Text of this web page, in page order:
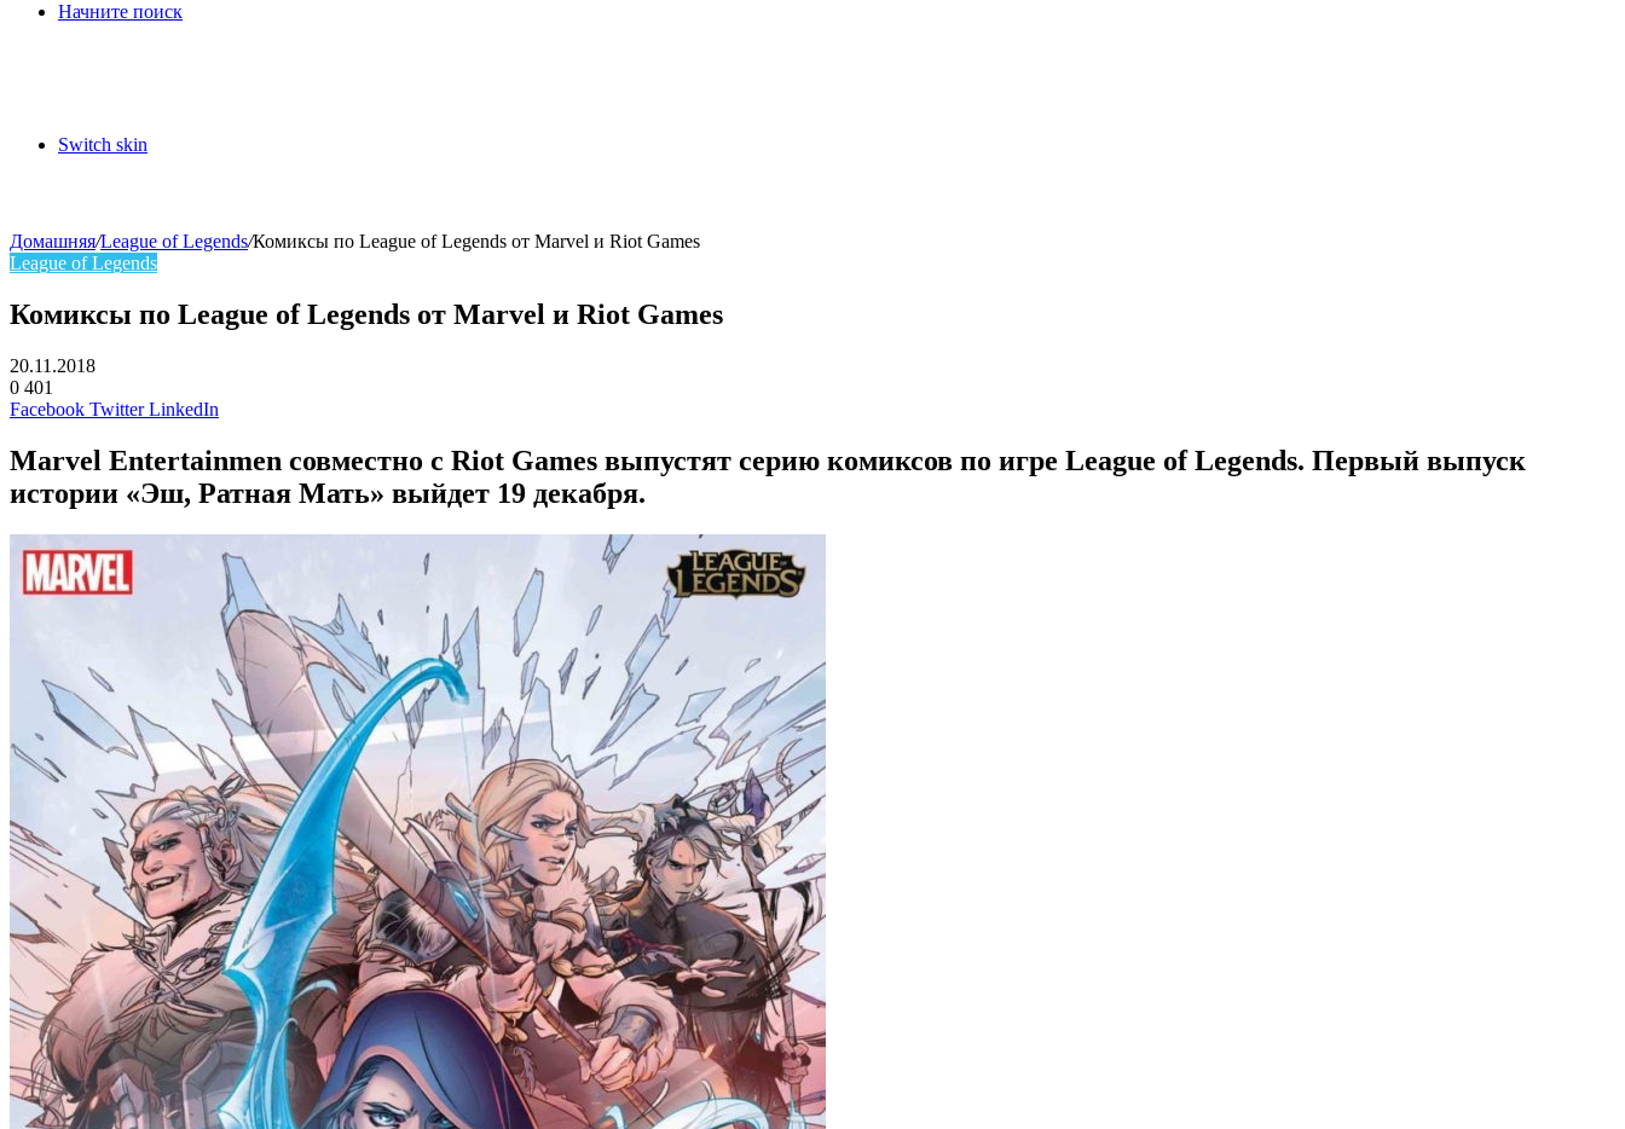
Начните поиск
Switch skin
Домашняя/League of Legends/Комиксы по League of Legends от Marvel и Riot Games
League of Legends
Комиксы по League of Legends от Marvel и Riot Games
20.11.2018
0 401
Facebook Twitter LinkedIn
Marvel Entertainmen совместно с Riot Games выпустят серию комиксов по игре League of Legends. Первый выпуск
истории «Эш, Ратная Мать» выйдет 19 декабря.